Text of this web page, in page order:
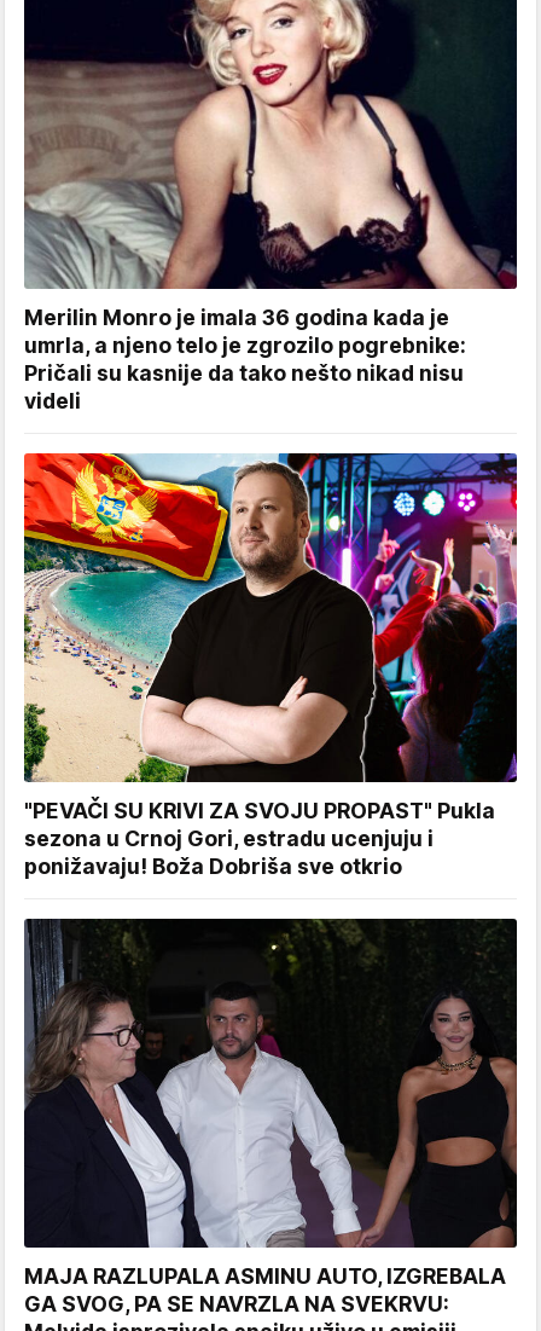
Merilin Monro je imala 36 godina kada je
umrla, a njeno telo je zgrozilo pogrebnike:
Pričali su kasnije da tako nešto nikad nisu
videli
"PEVAČI SU KRIVI ZA SVOJU PROPAST" Pukla
sezona u Crnoj Gori, estradu ucenjuju i
ponižavaju! Boža Dobriša sve otkrio
MAJA RAZLUPALA ASMINU AUTO, IZGREBALA
GA SVOG, PA SE NAVRZLA NA SVEKRVU: